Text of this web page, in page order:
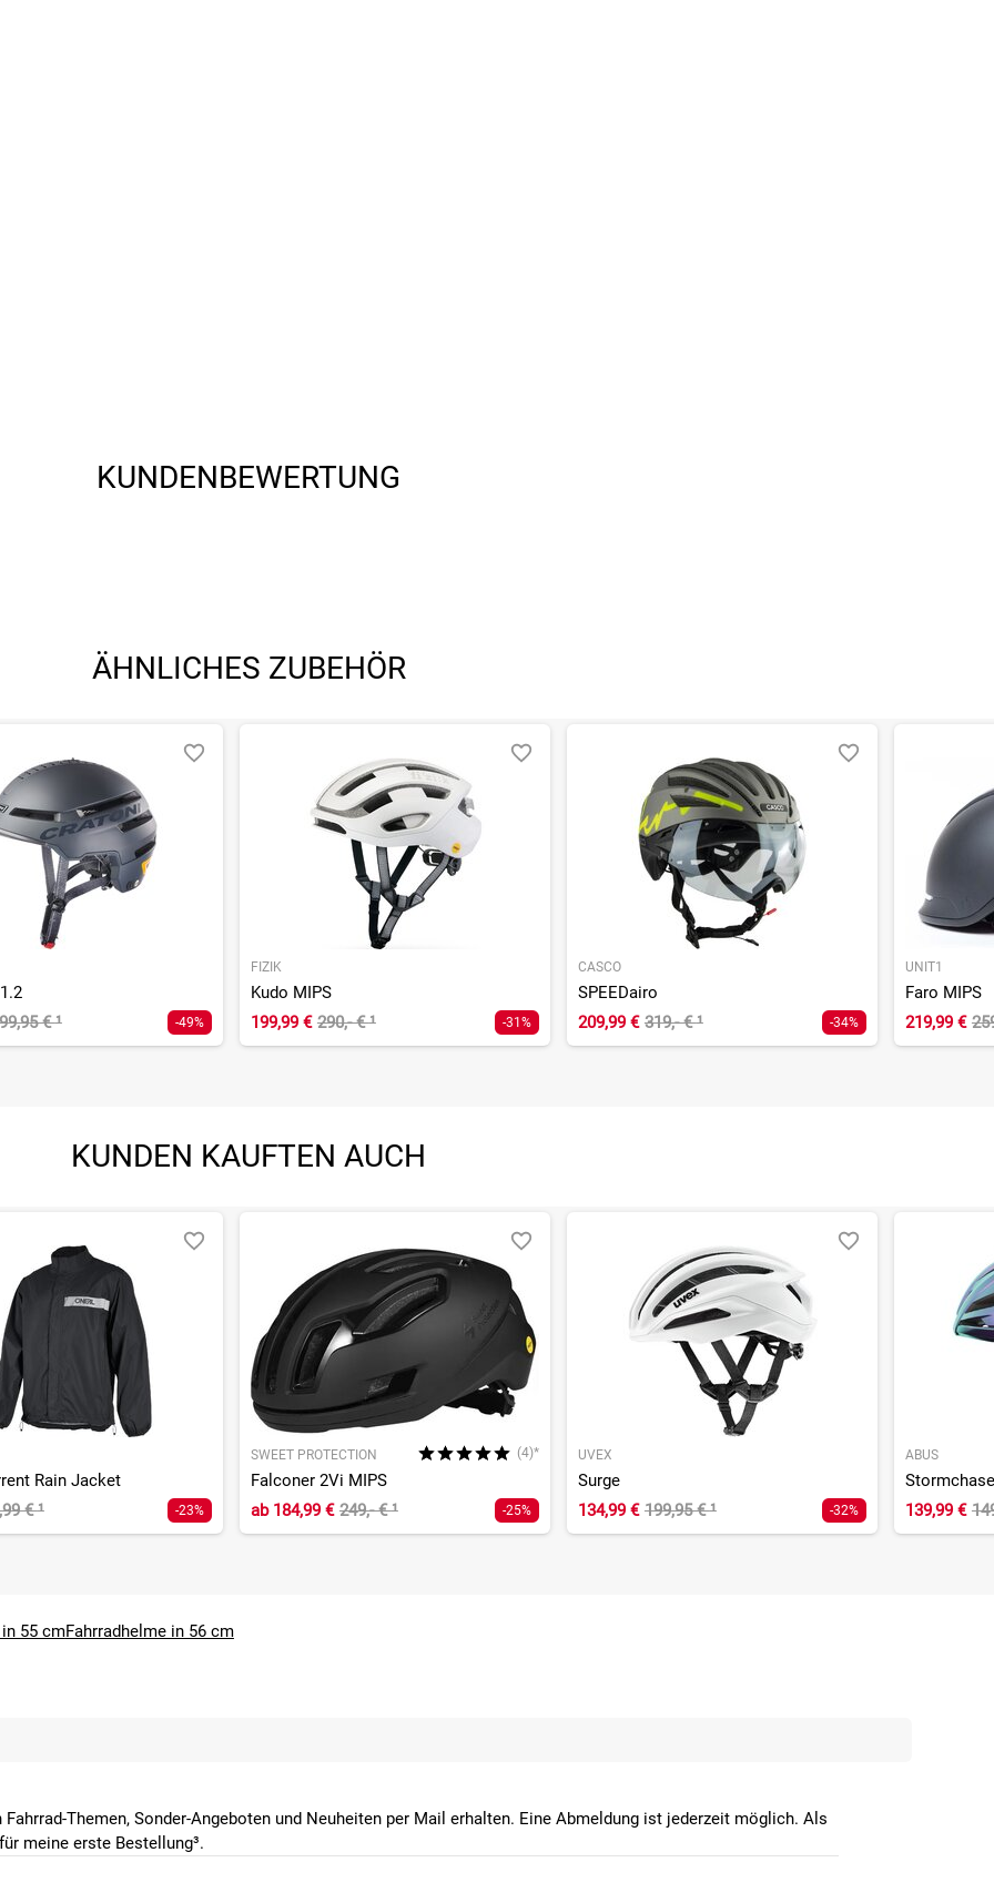
KUNDENBEWERTUNG
ÄHNLICHES ZUBEHÖR
€¹ -49%
FIZIK
Kudo MIPS
199,99 € 290,- €¹ -31%
CASCO
SPEEDairo
209,99 € 319,- €¹ -34%
UNIT1
Faro MIPS
219,99 €
KUNDEN KAUFTEN AUCH
Rain Jacket
€¹ -23%
SWEET PROTECTION (4)*
Falconer 2Vi MIPS
ab184,99 € 249,- €¹ -25%
UVEX
Surge
134,99 € 199,95 €¹ -32%
ABUS
139,99 €
55 cmFahrradhelme in 56 cm
Themen, Sonder-Angeboten und Neuheiten per Mail erhalten. Eine Abmeldung ist jederzeit möglich. Als
meine erste Bestellung³.